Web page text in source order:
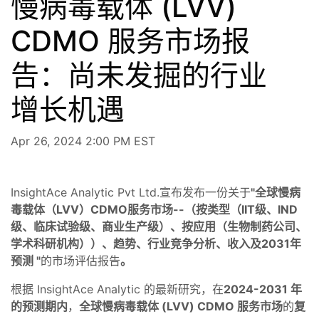
CDMO 服务市场报
告：尚未发掘的行业
增长机遇
Apr 26, 2024 2:00 PM EST
InsightAce Analytic Pvt Ltd.宣布发布一份关于"全球慢病
毒载体（LVV）CDMO服务市场--（按类型（IIT级、IND
级、临床试验级、商业生产级）、按应用（生物制药公司、
学术科研机构））、趋势、行业竞争分析、收入及2031年
预测 "的市场评估报告。
根据 InsightAce Analytic 的最新研究，在2024-2031 年
的预测期内 ， 全球慢病毒载体 (LVV) CDMO 服务市场的复